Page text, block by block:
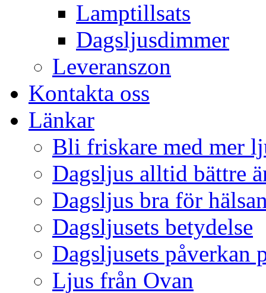
Lamptillsats
Dagsljusdimmer
Leveranszon
Kontakta oss
Länkar
Bli friskare med mer
Dagsljus alltid bättre
Dagsljus bra för
Dagsljusets betydelse
Dagsljusets påverkan
Ljus från Ovan